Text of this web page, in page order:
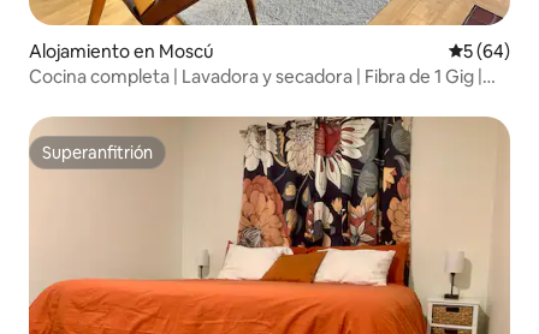
Alojamiento en Moscú
5 (64)
Cocina completa | Lavadora y secadora | Fibra de 1 Gig |
Superanfitrión
Superanfitrión